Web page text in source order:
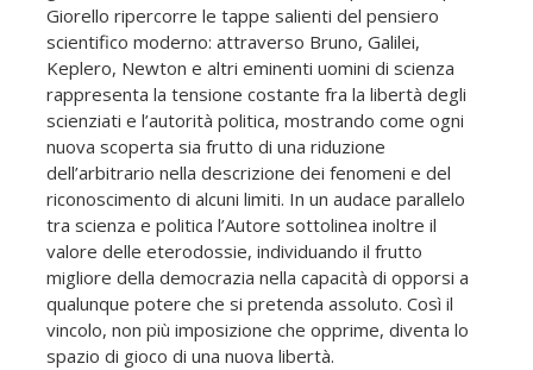
Giorello ripercorre le tappe salienti del pensiero
scientifico moderno: attraverso Bruno, Galilei,
Keplero, Newton e altri eminenti uomini di scienza
rappresenta la tensione costante fra la libertà degli
scienziati e l’autorità politica, mostrando come ogni
nuova scoperta sia frutto di una riduzione
dell’arbitrario nella descrizione dei fenomeni e del
riconoscimento di alcuni limiti. In un audace parallelo
tra scienza e politica l’Autore sottolinea inoltre il
valore delle eterodossie, individuando il frutto
migliore della democrazia nella capacità di opporsi a
qualunque potere che si pretenda assoluto. Così il
vincolo, non più imposizione che opprime, diventa lo
spazio di gioco di una nuova libertà.